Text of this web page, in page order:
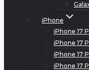
iPhone
iPhone 17
iPhone 17
iPhone 17
iPhone 17